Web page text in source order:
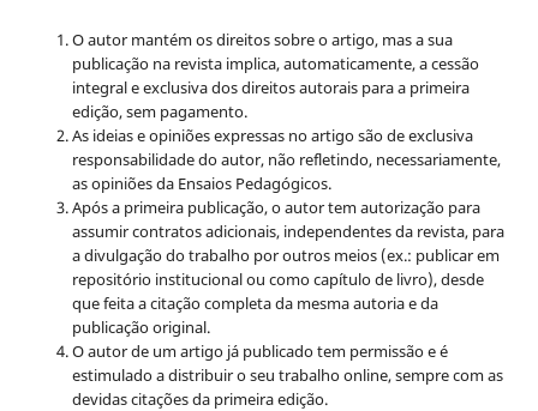
O autor mantém os direitos sobre o artigo, mas a sua
publicação na revista implica, automaticamente, a cessão
integral e exclusiva dos direitos autorais para a primeira
edição, sem pagamento.
As ideias e opiniões expressas no artigo são de exclusiva
responsabilidade do autor, não refletindo, necessariamente,
as opiniões da Ensaios Pedagógicos.
Após a primeira publicação, o autor tem autorização para
assumir contratos adicionais, independentes da revista, para
a divulgação do trabalho por outros meios (ex.: publicar em
repositório institucional ou como capítulo de livro), desde
que feita a citação completa da mesma autoria e da
publicação original.
O autor de um artigo já publicado tem permissão e é
estimulado a distribuir o seu trabalho online, sempre com as
devidas citações da primeira edição.